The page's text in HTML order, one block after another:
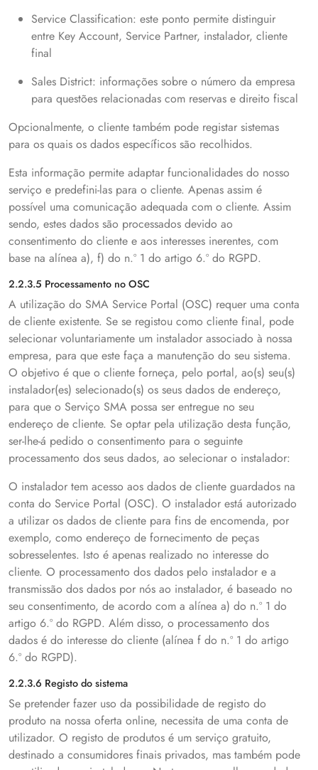
Service Classification: este ponto permite distinguir
entre Key Account, Service Partner, instalador, cliente
final
Sales District: informações sobre o número da empresa
para questões relacionadas com reservas e direito fiscal
Opcionalmente, o cliente também pode registar sistemas
para os quais os dados específicos são recolhidos.
Esta informação permite adaptar funcionalidades do nosso
serviço e predefini-las para o cliente. Apenas assim é
possível uma comunicação adequada com o cliente. Assim
sendo, estes dados são processados devido ao
consentimento do cliente e aos interesses inerentes, com
base na alínea a), f) do n.º 1 do artigo 6.º do RGPD.
2.2.3.5 Processamento no OSC
A utilização do SMA Service Portal (OSC) requer uma conta
de cliente existente. Se se registou como cliente final, pode
selecionar voluntariamente um instalador associado à nossa
empresa, para que este faça a manutenção do seu sistema.
O objetivo é que o cliente forneça, pelo portal, ao(s) seu(s)
instalador(es) selecionado(s) os seus dados de endereço,
para que o Serviço SMA possa ser entregue no seu
endereço de cliente. Se optar pela utilização desta função,
ser-lhe-á pedido o consentimento para o seguinte
processamento dos seus dados, ao selecionar o instalador:
O instalador tem acesso aos dados de cliente guardados na
conta do Service Portal (OSC). O instalador está autorizado
a utilizar os dados de cliente para fins de encomenda, por
exemplo, como endereço de fornecimento de peças
sobresselentes. Isto é apenas realizado no interesse do
cliente. O processamento dos dados pelo instalador e a
transmissão dos dados por nós ao instalador, é baseado no
seu consentimento, de acordo com a alínea a) do n.º 1 do
artigo 6.º do RGPD. Além disso, o processamento dos
dados é do interesse do cliente (alínea f do n.º 1 do artigo
6.º do RGPD).
2.2.3.6 Registo do sistema
Se pretender fazer uso da possibilidade de registo do
produto na nossa oferta online, necessita de uma conta de
utilizador. O registo de produtos é um serviço gratuito,
destinado a consumidores finais privados, mas também pode